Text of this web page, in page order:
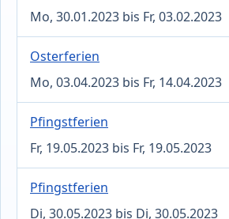
Mo, 30.01.2023 bis Fr, 03.02.2023
Osterferien
Mo, 03.04.2023 bis Fr, 14.04.2023
Pfingstferien
Fr, 19.05.2023 bis Fr, 19.05.2023
Pfingstferien
Di, 30.05.2023 bis Di, 30.05.2023